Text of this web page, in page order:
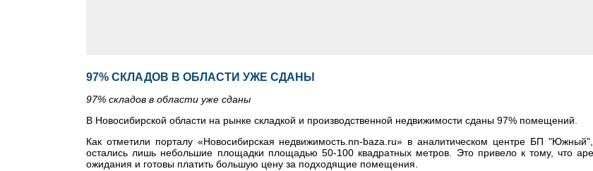
97% СКЛАДОВ В ОБЛАСТИ УЖЕ СДАНЫ
97% складов в области уже сданы
В Новосибирской области на рынке складкой и производственной недвижимости сданы 97% помещений.
Как отметили порталу «Новосибирская недвижимость.nn-baza.ru» в аналитическом центре БП "Южный",
остались лишь небольшие площадки площадью 50-100 квадратных метров. Это привело к тому, что
ожидания и готовы платить большую цену за подходящие помещения.